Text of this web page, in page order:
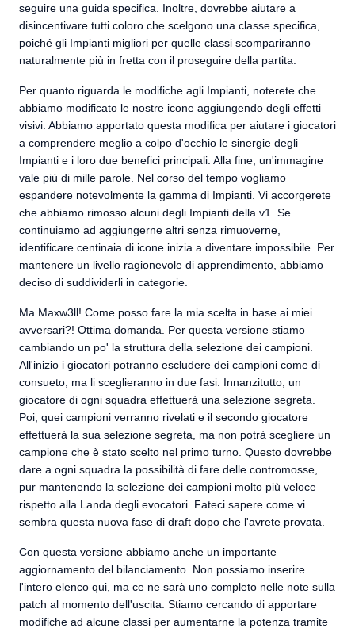
seguire una guida specifica. Inoltre, dovrebbe aiutare a
disincentivare tutti coloro che scelgono una classe specifica,
poiché gli Impianti migliori per quelle classi scompariranno
naturalmente più in fretta con il proseguire della partita.
Per quanto riguarda le modifiche agli Impianti, noterete che
abbiamo modificato le nostre icone aggiungendo degli effetti
visivi. Abbiamo apportato questa modifica per aiutare i giocatori
a comprendere meglio a colpo d'occhio le sinergie degli
Impianti e i loro due benefici principali. Alla fine, un'immagine
vale più di mille parole. Nel corso del tempo vogliamo
espandere notevolmente la gamma di Impianti. Vi accorgerete
che abbiamo rimosso alcuni degli Impianti della v1. Se
continuiamo ad aggiungerne altri senza rimuoverne,
identificare centinaia di icone inizia a diventare impossibile. Per
mantenere un livello ragionevole di apprendimento, abbiamo
deciso di suddividerli in categorie.
Ma Maxw3ll! Come posso fare la mia scelta in base ai miei
avversari?! Ottima domanda. Per questa versione stiamo
cambiando un po' la struttura della selezione dei campioni.
All'inizio i giocatori potranno escludere dei campioni come di
consueto, ma li sceglieranno in due fasi. Innanzitutto, un
giocatore di ogni squadra effettuerà una selezione segreta.
Poi, quei campioni verranno rivelati e il secondo giocatore
effettuerà la sua selezione segreta, ma non potrà scegliere un
campione che è stato scelto nel primo turno. Questo dovrebbe
dare a ogni squadra la possibilità di fare delle contromosse,
pur mantenendo la selezione dei campioni molto più veloce
rispetto alla Landa degli evocatori. Fateci sapere come vi
sembra questa nuova fase di draft dopo che l'avrete provata.
Con questa versione abbiamo anche un importante
aggiornamento del bilanciamento. Non possiamo inserire
l'intero elenco qui, ma ce ne sarà uno completo nelle note sulla
patch al momento dell'uscita. Stiamo cercando di apportare
modifiche ad alcune classi per aumentarne la potenza tramite